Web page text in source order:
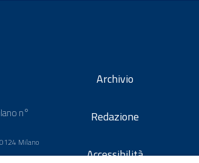
n°
Milano
Archivio
Redazione
Accessibilità